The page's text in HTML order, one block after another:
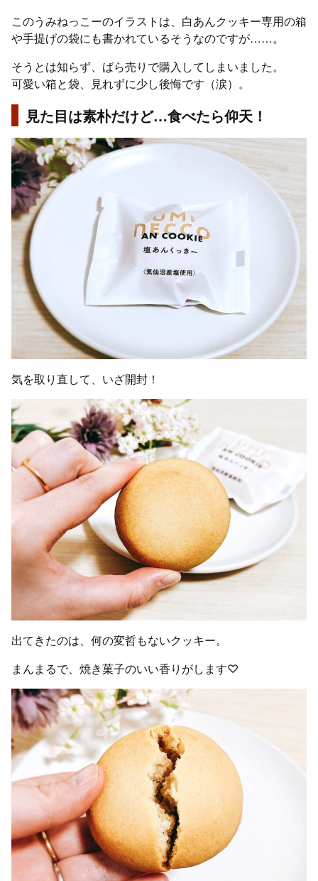
このうみねっこーのイラストは、白あんクッキー専用の箱
や手提げの袋にも書かれているそうなのですが……。
そうとは知らず、ばら売りで購入してしまいました。
可愛い箱と袋、見れずに少し後悔です（涙）。
見た目は素朴だけど…食べたら仰天！
気を取り直して、いざ開封！
出てきたのは、何の変哲もないクッキー。
まんまるで、焼き菓子のいい香りがします♡